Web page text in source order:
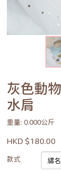
灰色動
水肩
重量: 0.000公斤
HKD $180.00
款式